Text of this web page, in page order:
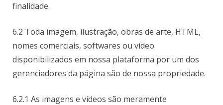
finalidade.
6.2 Toda imagem, ilustração, obras de arte, HTML,
nomes comerciais, softwares ou vídeo
disponibilizados em nossa plataforma por um dos
gerenciadores da página são de nossa propriedade.
6.2.1 As imagens e vídeos são meramente